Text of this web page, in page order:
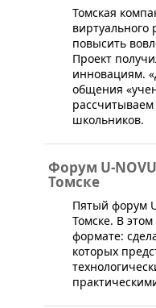
Томская
повысить
Проект
инновациям.
общения
школьников.
Форум U-
Томске
​Пятый форум
Томске. В
формате:
которых